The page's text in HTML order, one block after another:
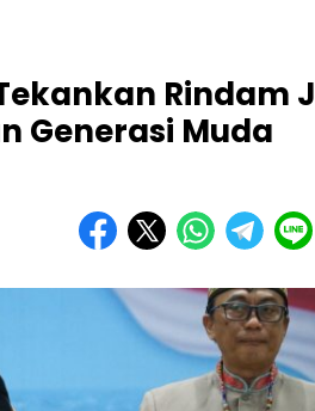
Rindam
Generasi Muda